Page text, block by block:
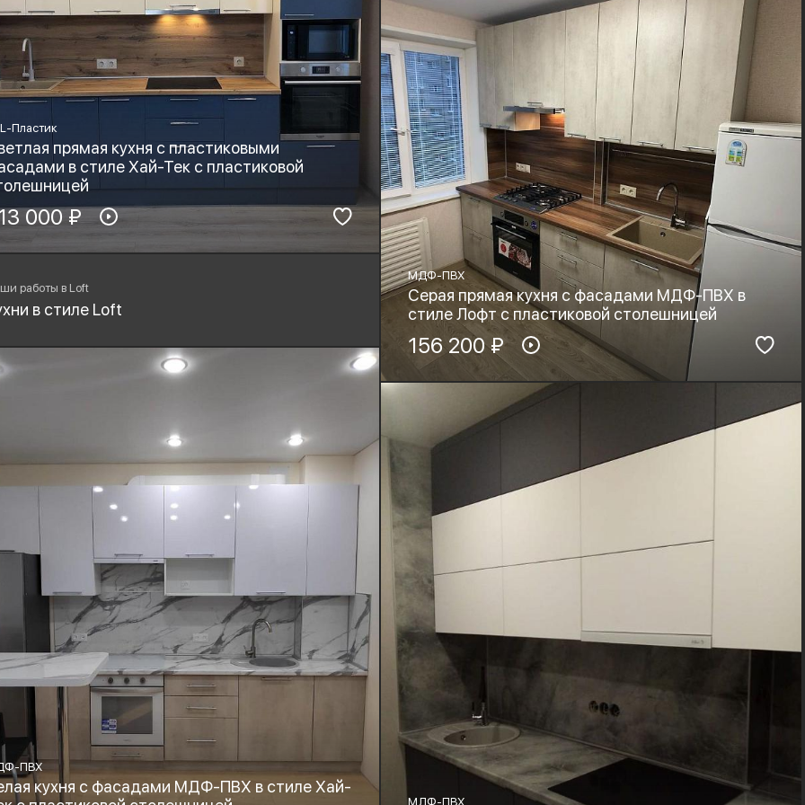
Пластик
прямая кухня с пластиковыми
в стиле Хай-Тек с пластиковой
фасадов:
Пластик
Материал столешницы:
HPL+основа
Blum
000 ₽
МДФ-ПВХ
Серая прямая кухня с фасадами МДФ-ПВХ в
стиле Лофт с пластиковой столешницей
Материал фасадов:
МДФ-ПВХ
Материал столешницы:
HPL+основа
156 200 ₽
работы в Loft
в стиле Loft
ПВХ
кухня с фасадами МДФ-ПВХ в стиле Хай-
МДФ-ПВХ